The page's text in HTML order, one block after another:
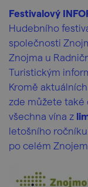
Festivalový
Hudebního
společnosti
Znojma u
Turistickým
Kromě
zde můžete také
všechna vína z
letošního
po celém